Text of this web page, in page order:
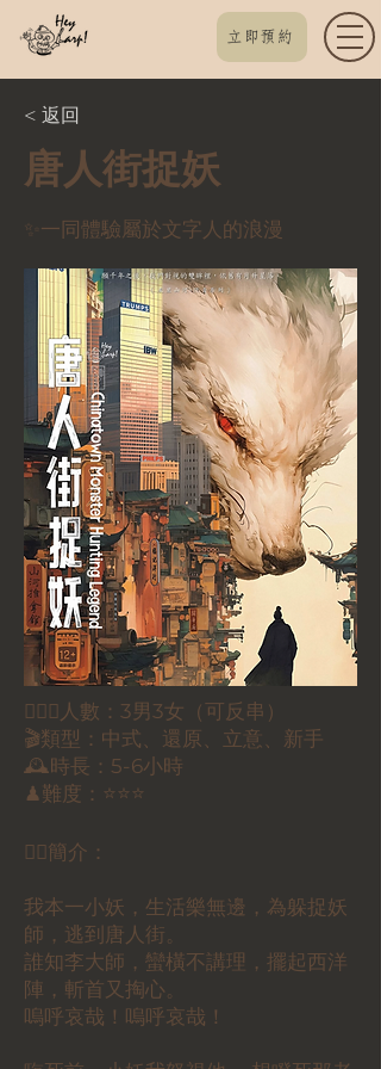
立即預約
< 返回
唐人街捉妖
✨一同體驗屬於文字人的浪漫
🕵🏻‍♀️人數：3男3女（可反串）
🎬類型：中式、還原、立意、新手
🕰時長：5-6小時
♟難度：⭐⭐⭐
✍🏼簡介：
我本一小妖，生活樂無邊，為躲捉妖
師，逃到唐人街。
誰知李大師，蠻橫不講理，擺起西洋
陣，斬首又掏心。
嗚呼哀哉！嗚呼哀哉！